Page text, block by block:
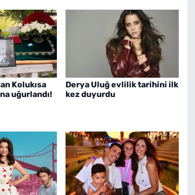
Kolukısa
uğurlandı!
Derya Uluğ evlilik tarihini ilk
kez duyurdu